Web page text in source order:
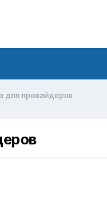
для провайдеров